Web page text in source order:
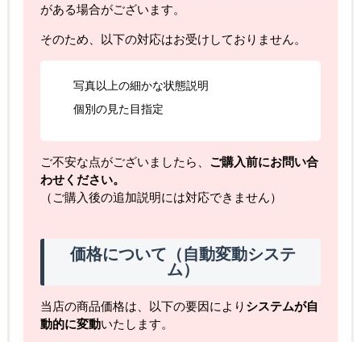
がある場合がございます。
そのため、以下の対応はお受けしておりません。
写真以上の細かな状態説明
個別の見た目指定
ご不安な点がございましたら、 ご購入前にお問い合
わせください。
（ご購入後の追加説明には対応できません）
価格について（自動変動システ
ム）
当店の商品価格は、以下の要因により システムが自
動的に変動いたします。